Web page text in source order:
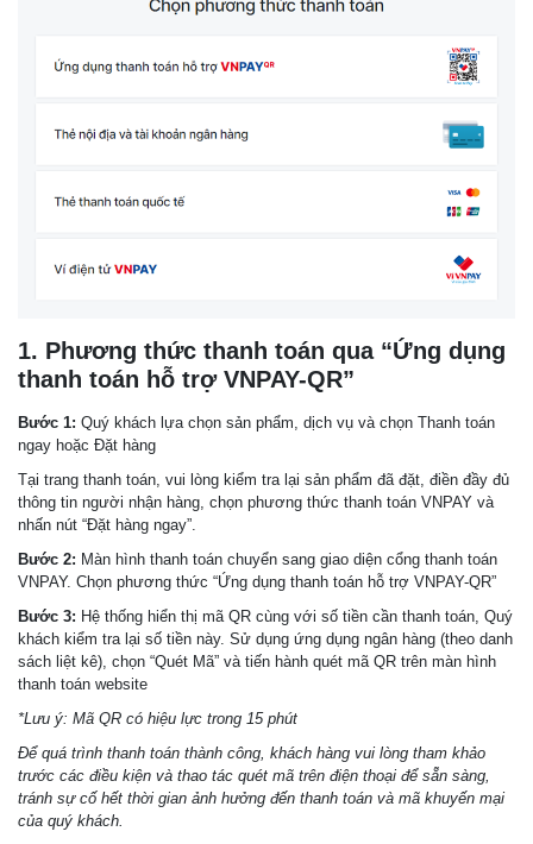
1. Phương thức thanh toán qua “Ứng dụng
thanh toán hỗ trợ VNPAY-QR”
Bước 1: Quý khách lựa chọn sản phẩm, dịch vụ và chọn Thanh toán
ngay hoặc Đặt hàng
Tại trang thanh toán, vui lòng kiểm tra lại sản phẩm đã đặt, điền đầy đủ
thông tin người nhận hàng, chọn phương thức thanh toán VNPAY và
nhấn nút “Đặt hàng ngay”.
Bước 2: Màn hình thanh toán chuyển sang giao diện cổng thanh toán
VNPAY. Chọn phương thức “Ứng dụng thanh toán hỗ trợ VNPAY-QR”
Bước 3: Hệ thống hiển thị mã QR cùng với số tiền cần thanh toán, Quý
khách kiểm tra lại số tiền này. Sử dụng ứng dụng ngân hàng (theo danh
sách liệt kê), chọn “Quét Mã” và tiến hành quét mã QR trên màn hình
thanh toán website
*Lưu ý: Mã QR có hiệu lực trong 15 phút
Để quá trình thanh toán thành công, khách hàng vui lòng tham khảo
trước các điều kiện và thao tác quét mã trên điện thoại để sẵn sàng,
tránh sự cố hết thời gian ảnh hưởng đến thanh toán và mã khuyến mại
của quý khách.